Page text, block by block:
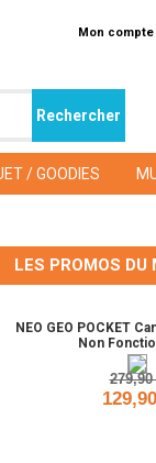
Mon compte
/ GOODIES
LES PROMOS DU
NEO GEO POCKET
Non
279,90